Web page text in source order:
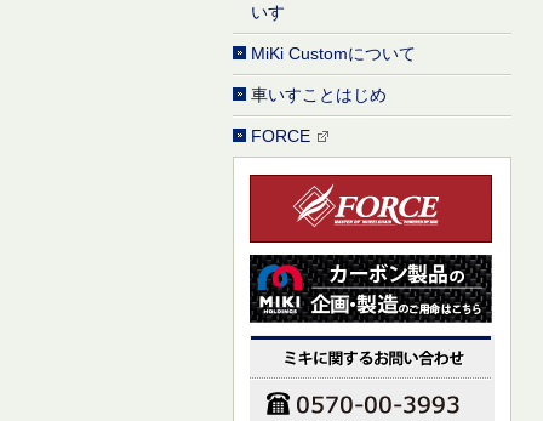
いす
MiKi Customについて
車いすことはじめ
FORCE